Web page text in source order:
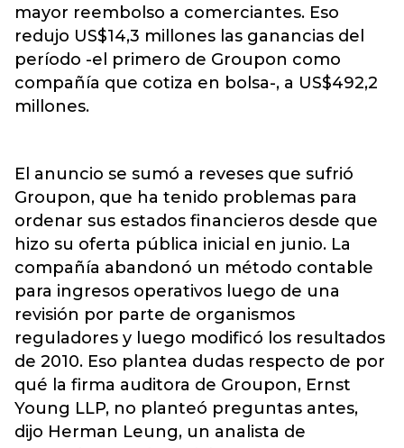
mayor reembolso a comerciantes. Eso
redujo US$14,3 millones las ganancias del
período -el primero de Groupon como
compañía que cotiza en bolsa-, a US$492,2
millones.
El anuncio se sumó a reveses que sufrió
Groupon, que ha tenido problemas para
ordenar sus estados financieros desde que
hizo su oferta pública inicial en junio. La
compañía abandonó un método contable
para ingresos operativos luego de una
revisión por parte de organismos
reguladores y luego modificó los resultados
de 2010. Eso plantea dudas respecto de por
qué la firma auditora de Groupon, Ernst
Young LLP, no planteó preguntas antes,
dijo Herman Leung, un analista de